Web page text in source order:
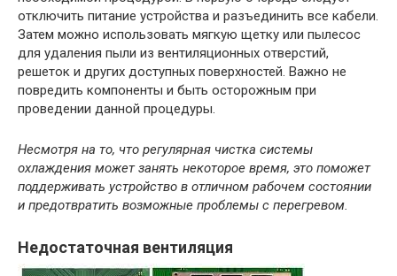
отключить питание устройства и разъединить все кабели.
Затем можно использовать мягкую щетку или пылесос
для удаления пыли из вентиляционных отверстий,
решеток и других доступных поверхностей. Важно не
повредить компоненты и быть осторожным при
проведении данной процедуры.
Несмотря на то, что регулярная чистка системы
охлаждения может занять некоторое время, это поможет
поддерживать устройство в отличном рабочем состоянии
и предотвратить возможные проблемы с перегревом.
Недостаточная вентиляция